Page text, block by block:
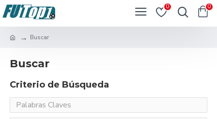
0 0
Buscar
Buscar
Criterio de Búsqueda